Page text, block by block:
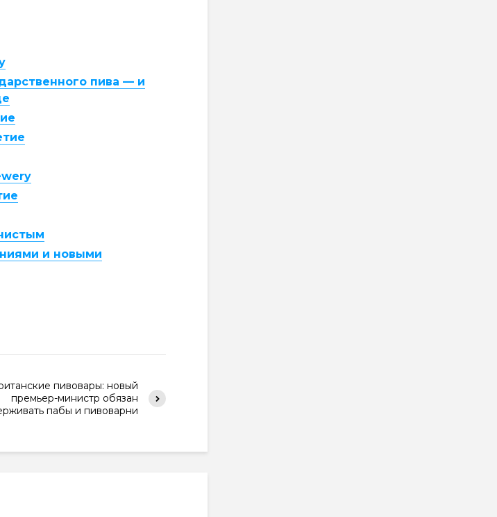
пива — и
и новыми
пивовары: новый
премьер-министр обязан
пабы и пивоварни